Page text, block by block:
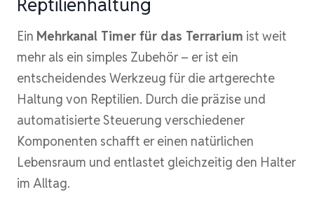
Reptilienhaltung
Ein Mehrkanal Timer für das Terrarium ist weit
mehr als ein simples Zubehör – er ist ein
entscheidendes Werkzeug für die artgerechte
Haltung von Reptilien. Durch die präzise und
automatisierte Steuerung verschiedener
Komponenten schafft er einen natürlichen
Lebensraum und entlastet gleichzeitig den Halter
im Alltag.